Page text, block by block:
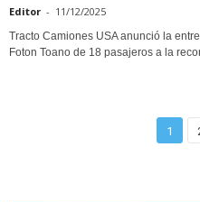
Editor - 11/12/2025
Tracto Camiones USA anunció la
Foton Toano de 18 pasajeros a la
1